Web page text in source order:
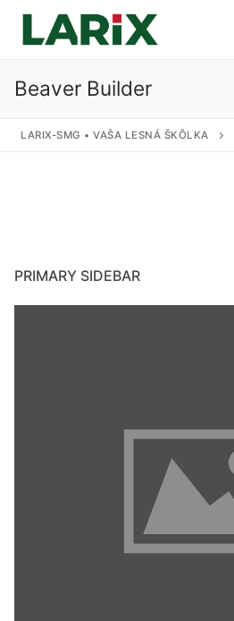
Preskočiť
Úvod
Beaver Builder
LARIX-SMG • VAŠA LESNÁ ŠKÔLKA
PRIMARY SIDEBAR